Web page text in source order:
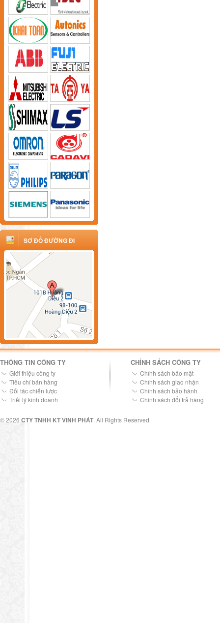
SƠ ĐỒ ĐƯỜNG ĐI
THÔNG TIN CÔNG TY
Giới thiệu công ty
Tiêu chí bán hàng
Đối tác chiến lược
Triết lý kinh doanh
CHÍNH SÁCH CÔNG TY
Chính sách bảo mật
Chính sách giao nhận
Chính sách bảo hành
Chính sách đổi trả hàng
© 2026 CTY TNHH KT VINH PHÁT. All Rights Reserved